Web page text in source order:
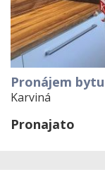
Pronájem
Karviná
Pronajato